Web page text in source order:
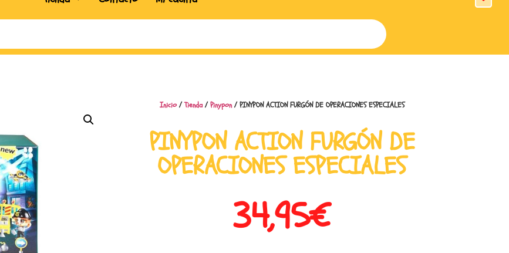
Inicio/Tienda/Pinypon/ PINYPON ACTION FURGÓN DE OPERACIONES ESPECIALES
PINYPON ACTION FURGÓN DE
OPERACIONES ESPECIALES
34,95€